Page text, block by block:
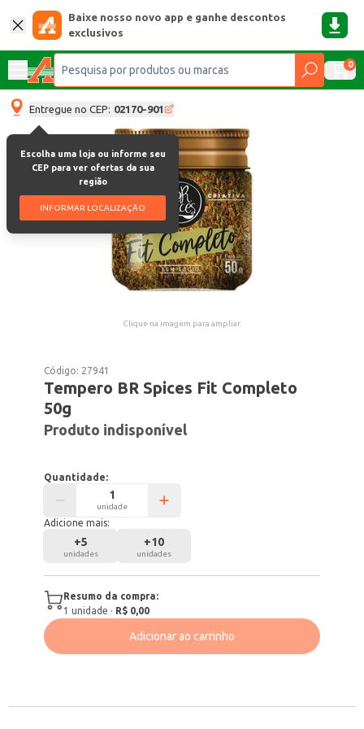
Baixe nosso novo app e ganhe descontos
exclusivos
0
Entregue no CEP: 02170-901
Escolha uma loja ou informe seu
CEP para ver ofertas da sua
região
INFORMAR LOCALIZAÇÃO
Clique na imagem para ampliar.
Código: 27941
Tempero BR Spices Fit Completo
50g
Produto indisponível
Quantidade:
unidade
Adicione mais:
+5
unidades
+10
unidades
Resumo da compra:
1 unidade · R$ 0,00
Adicionar ao carrinho